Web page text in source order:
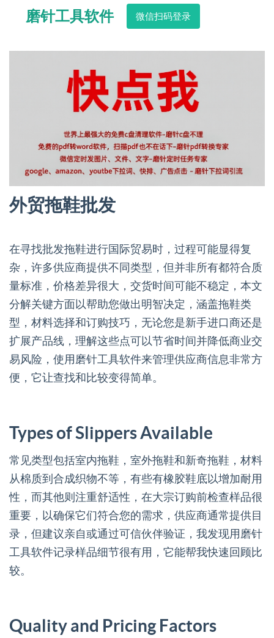
磨针工具软件 微信扫码登录
外贸拖鞋批发
在寻找批发拖鞋进行国际贸易时，过程可能显得复
杂，许多供应商提供不同类型，但并非所有都符合质
量标准，价格差异很大，交货时间可能不稳定，本文
分解关键方面以帮助您做出明智决定，涵盖拖鞋类
型，材料选择和订购技巧，无论您是新手进口商还是
扩展产品线，理解这些点可以节省时间并降低商业交
易风险，使用磨针工具软件来管理供应商信息非常方
便，它让查找和比较变得简单。
Types of Slippers Available
常见类型包括室内拖鞋，室外拖鞋和新奇拖鞋，材料
从棉质到合成织物不等，有些有橡胶鞋底以增加耐用
性，而其他则注重舒适性，在大宗订购前检查样品很
重要，以确保它们符合您的需求，供应商通常提供目
录，但建议亲自或通过可信伙伴验证，我发现用磨针
工具软件记录样品细节很有用，它能帮我快速回顾比
较。
Quality and Pricing Factors